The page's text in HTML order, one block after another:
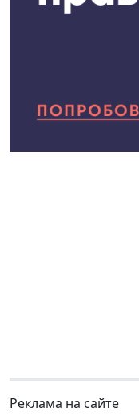
Реклама на сайте